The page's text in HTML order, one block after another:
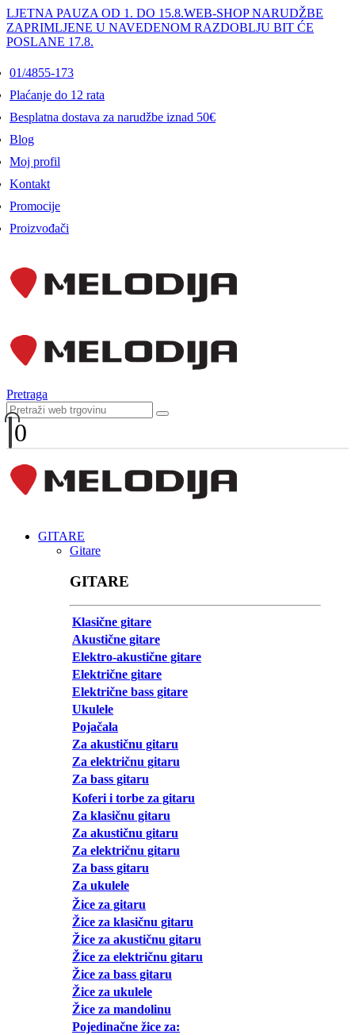
LJETNA PAUZA OD 1. DO 15.8.WEB-SHOP NARUDŽBE
ZAPRIMLJENE U NAVEDENOM RAZDOBLJU BIT ĆE
POSLANE 17.8.
01/4855-173
Plaćanje do 12 rata
Besplatna dostava za narudžbe iznad 50€
Blog
Moj profil
Kontakt
Promocije
Proizvođači
Pretraga
0
GITARE
Gitare
GITARE
Klasične gitare
Akustične gitare
Elektro-akustične gitare
Električne gitare
Električne bass gitare
Ukulele
Pojačala
Za akustičnu gitaru
Za električnu gitaru
Za bass gitaru
Koferi i torbe za gitaru
Za klasičnu gitaru
Za akustičnu gitaru
Za električnu gitaru
Za bass gitaru
Za ukulele
Žice za gitaru
Žice za klasičnu gitaru
Žice za akustičnu gitaru
Žice za električnu gitaru
Žice za bass gitaru
Žice za ukulele
Žice za mandolinu
Pojedinačne žice za: